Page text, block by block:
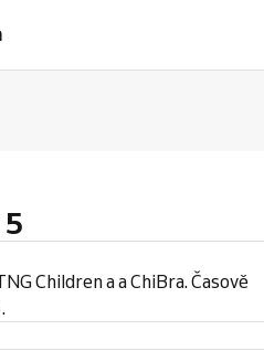
Children a a ChiBra. Časově